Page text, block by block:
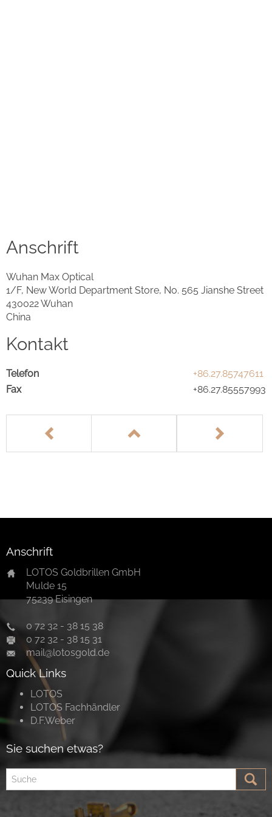
Anschrift
Wuhan Max Optical
1/F, New World Department Store, No. 565 Jianshe Street
430022 Wuhan
China
Kontakt
Telefon
+86.27.85747611
Fax
+86.27.85557993
Anschrift
LOTOS Goldbrillen GmbH
Mulde 15
75239 Eisingen
0 72 32 - 38 15 38
0 72 32 - 38 15 31
mail@lotosgold.de
Quick Links
LOTOS
LOTOS Fachhändler
D.F.Weber
Sie suchen etwas?
中文